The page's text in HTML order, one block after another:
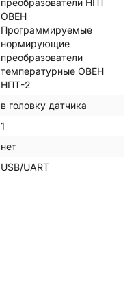
преобразователи НПТ
ОВЕН
Программируемые
нормирующие
преобразователи
температурные ОВЕН
НПТ-2
в головку датчика
1
нет
USB/UART